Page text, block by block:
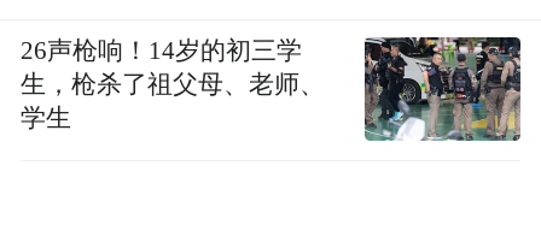
26声枪响！14岁的初三学
生，枪杀了祖父母、老师、
学生